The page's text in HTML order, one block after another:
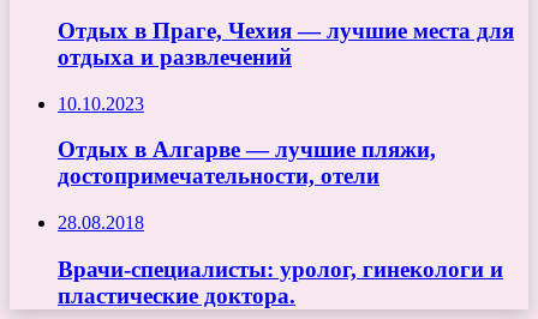
Отдых в Праге, Чехия — лучшие места для
отдыха и развлечений
10.10.2023
Отдых в Алгарве — лучшие пляжи,
достопримечательности, отели
28.08.2018
Врачи-специалисты: уролог, гинекологи и
пластические доктора.